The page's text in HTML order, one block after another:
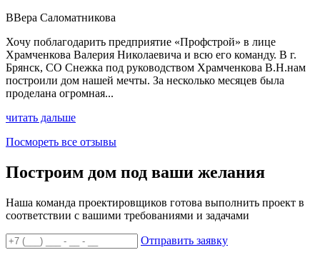
ВВера Саломатникова
Хочу поблагодарить предприятие «Профстрой» в лице
Храмченкова Валерия Николаевича и всю его команду. В г.
Брянск, СО Снежка под руководством Храмченкова В.Н.нам
построили дом нашей мечты. За несколько месяцев была
проделана огромная...
читать дальше
Посмореть все отзывы
Построим дом под ваши желания
Наша команда проектировщиков готова выполнить проект в
соответствии с вашими требованиями и задачами
Отправить заявку